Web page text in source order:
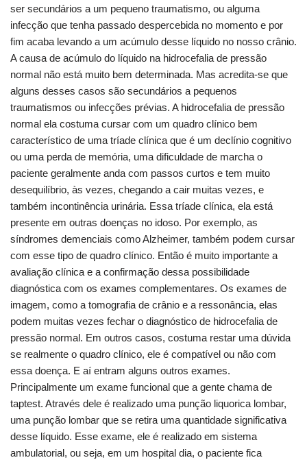
ser secundários a um pequeno traumatismo, ou alguma
infecção que tenha passado despercebida no momento e por
fim acaba levando a um acúmulo desse líquido no nosso crânio.
A causa de acúmulo do líquido na hidrocefalia de pressão
normal não está muito bem determinada. Mas acredita-se que
alguns desses casos são secundários a pequenos
traumatismos ou infecções prévias. A hidrocefalia de pressão
normal ela costuma cursar com um quadro clínico bem
característico de uma tríade clínica que é um declínio cognitivo
ou uma perda de memória, uma dificuldade de marcha o
paciente geralmente anda com passos curtos e tem muito
desequilíbrio, às vezes, chegando a cair muitas vezes, e
também incontinência urinária. Essa tríade clínica, ela está
presente em outras doenças no idoso. Por exemplo, as
síndromes demenciais como Alzheimer, também podem cursar
com esse tipo de quadro clínico. Então é muito importante a
avaliação clínica e a confirmação dessa possibilidade
diagnóstica com os exames complementares. Os exames de
imagem, como a tomografia de crânio e a ressonância, elas
podem muitas vezes fechar o diagnóstico de hidrocefalia de
pressão normal. Em outros casos, costuma restar uma dúvida
se realmente o quadro clínico, ele é compatível ou não com
essa doença. E aí entram alguns outros exames.
Principalmente um exame funcional que a gente chama de
taptest. Através dele é realizado uma punção liquorica lombar,
uma punção lombar que se retira uma quantidade significativa
desse líquido. Esse exame, ele é realizado em sistema
ambulatorial, ou seja, em um hospital dia, o paciente fica